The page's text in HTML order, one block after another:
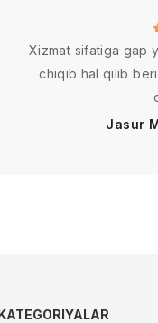
Xizmat sifatiga gap
chiqib hal qilib
Jasur